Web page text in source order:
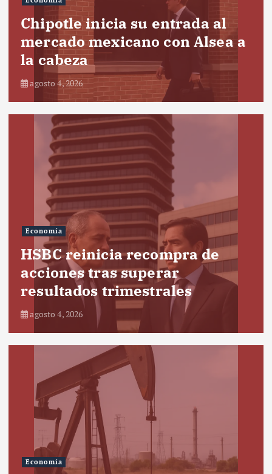
Chipotle inicia su entrada al
mercado mexicano con Alsea a
la cabeza
agosto 4, 2026
Economía
HSBC reinicia recompra de
acciones tras superar
resultados trimestrales
agosto 4, 2026
Economía